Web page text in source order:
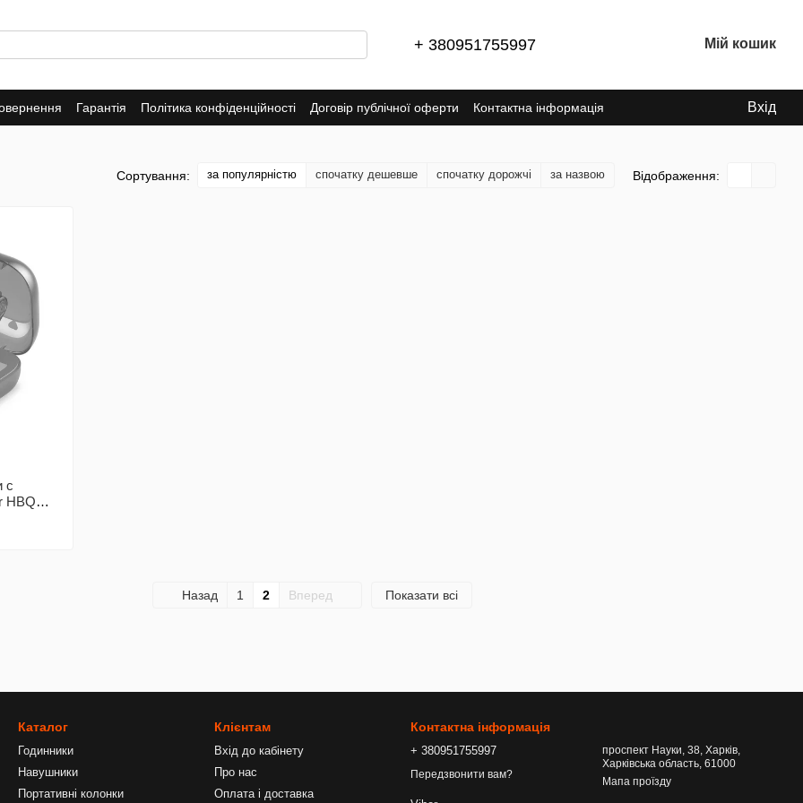
+ 380951755997 Мій кошик
Гарантія Політика конфіденційності Договір публічної оферти
Контактна інформація
Вхід
Сортування: за популярністю спочатку дешевше спочатку дорожчі за назвою Відображення:
с
HBQ
Назад 1 2 Вперед Показати всі
Каталог
Годинники
Навушники
Портативні колонки
Клієнтам
Вхід до кабінету
Про нас
Оплата і доставка
Контактна інформація
+ 380951755997
Передзвонити вам?
проспект Науки, 38, Харків,
Харківська область, 61000
Мапа проїзду